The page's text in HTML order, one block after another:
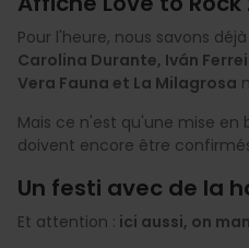
Pour l'heure, nous savons
Carolina Durante, Iván
Vera Fauna et La Milagrosa
Mais ce n'est qu'une mise
doivent encore être
Un festi avec de la
Et attention : ici aussi, on